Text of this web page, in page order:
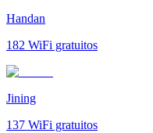
Handan
182 WiFi gratuitos
Jining
137 WiFi gratuitos